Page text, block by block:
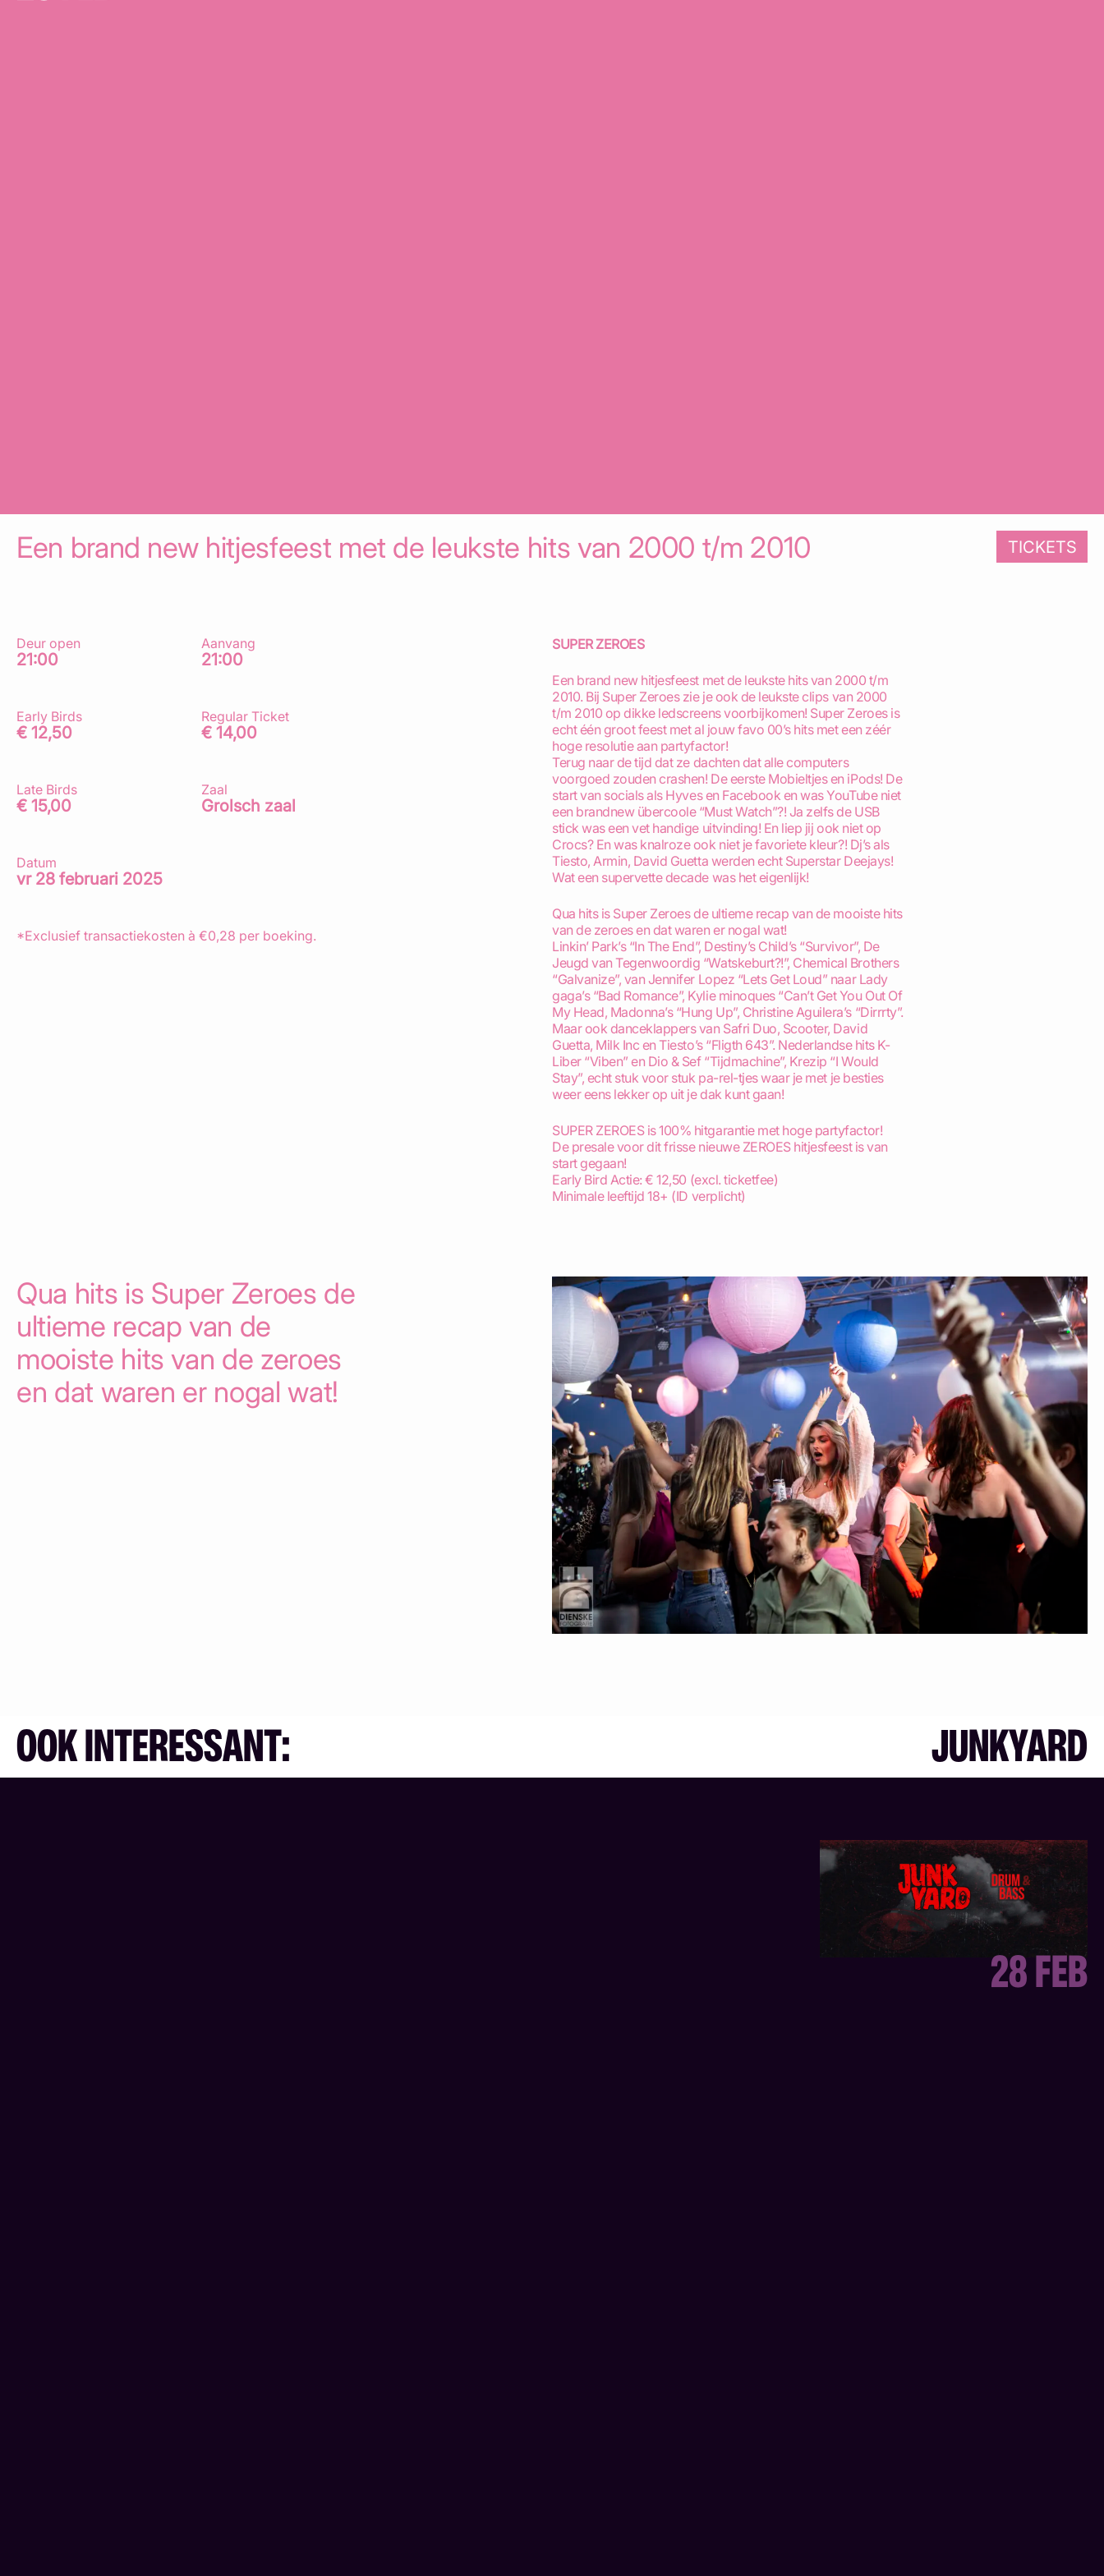
Een brand new hitjesfeest met de leukste hits van 2000 t/m 2010 TICKETS
Deur open
21:00
Aanvang
21:00
Early Birds
€ 12,50
Regular Ticket
€ 14,00
Late Birds
€ 15,00
Zaal
Grolsch zaal
Datum
vr 28 februari 2025
*Exclusief transactiekosten à €0,28 per boeking.
SUPER ZEROES
Een brand new hitjesfeest met de leukste hits van 2000 t/m
2010. Bij Super Zeroes zie je ook de leukste clips van 2000
t/m 2010 op dikke ledscreens voorbijkomen! Super Zeroes is
echt één groot feest met al jouw favo 00’s hits met een zéér
hoge resolutie aan partyfactor!
Terug naar de tijd dat ze dachten dat alle computers
voorgoed zouden crashen! De eerste Mobieltjes en iPods! De
start van socials als Hyves en Facebook en was YouTube niet
een brandnew übercoole “Must Watch”?! Ja zelfs de USB
stick was een vet handige uitvinding! En liep jij ook niet op
Crocs? En was knalroze ook niet je favoriete kleur?! Dj’s als
Tiesto, Armin, David Guetta werden echt Superstar Deejays!
Wat een supervette decade was het eigenlijk!
Qua hits is Super Zeroes de ultieme recap van de mooiste hits
van de zeroes en dat waren er nogal wat!
Linkin’ Park’s “In The End”, Destiny’s Child’s “Survivor”, De
Jeugd van Tegenwoordig “Watskeburt?!”, Chemical Brothers
“Galvanize”, van Jennifer Lopez “Lets Get Loud” naar Lady
gaga’s “Bad Romance”, Kylie minoques “Can’t Get You Out Of
My Head, Madonna’s “Hung Up”, Christine Aguilera’s “Dirrrty”.
Maar ook danceklappers van Safri Duo, Scooter, David
Guetta, Milk Inc en Tiesto’s “Fligth 643”. Nederlandse hits K-
Liber “Viben” en Dio & Sef “Tijdmachine”, Krezip “I Would
Stay”, echt stuk voor stuk pa-rel-tjes waar je met je besties
weer eens lekker op uit je dak kunt gaan!
SUPER ZEROES is 100% hitgarantie met hoge partyfactor!
De presale voor dit frisse nieuwe ZEROES hitjesfeest is van
start gegaan!
Early Bird Actie: € 12,50 (excl. ticketfee)
Minimale leeftijd 18+ (ID verplicht)
Qua hits is Super Zeroes de
ultieme recap van de
mooiste hits van de zeroes
en dat waren er nogal wat!
OOK INTERESSANT: JUNKYARD
28 FEB